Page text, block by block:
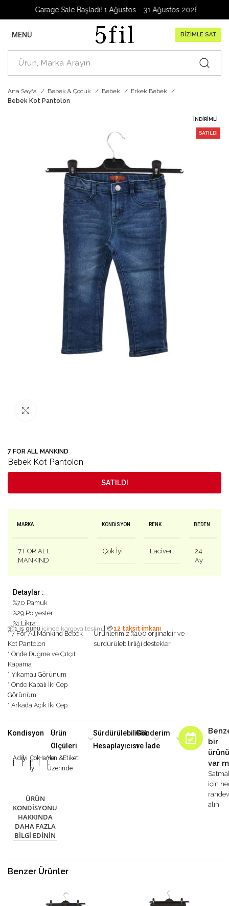
Garage Sale Başladı! 1 Ağustos - 31 Ağustos 2026
MENÜ BİZİMLE SAT
Ana Sayfa Bebek & Çocuk Bebek
Erkek Bebek
Bebek Kot Pantolon
İNDIRIMLI
SATILDI
7 FOR ALL MANKIND
Bebek Kot Pantolon
SATILDI
MARKA
7 FOR ALL
MANKIND
KONDISYON
Çok İyi
RENK
Lacivert
BEDEN
24
Ay
Detaylar :
%70 Pamuk
%29 Polyester
%1 Likra
📦1 iş günü içinde kargoya teslim 💳12 taksit imkanı
* 7 For All Mankind Bebek
Kot Pantolon
* Önde Düğme ve Çıtçıt
Kapama
* Yıkamalı Görünüm
* Önde Kapalı İki Cep
Görünüm
* Arkada Açık İki Cep
Ürünlerimiz %100 orijinaldir ve
sürdürülebilirliği destekler
Kondisyon
Adilİyi
|
Çok
İyi
Harika
|
Yeni&Etiketi
Üzerinde
ÜRÜN
KONDISYONU
HAKKINDA
DAHA FAZLA
BILGI EDININ
Ürün
Ölçüleri
Sürdürülebilirlik
Hesaplayıcısı
Gönderim
ve İade
bir
var
için
alın
Benzer Ürünler